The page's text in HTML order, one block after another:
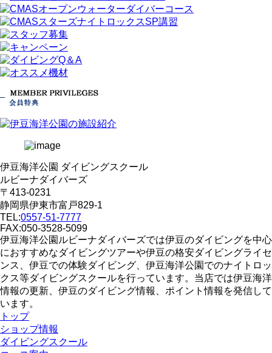
伊豆海洋公園 ダイビングスクール
ルビーナダイバーズ
〒413-0231
静岡県伊東市富戸829-1
TEL:0557-51-7777
FAX:050-3528-5099
伊豆海洋公園ルビーナダイバーズでは伊豆のダイビングを中心
におすすめなダイビングツアーや伊豆の格安ダイビングライセ
ンス、伊豆での体験ダイビング、伊豆海洋公園でのナイトロッ
クス等ダイビングスクールを行っています。当店では伊豆海洋
情報の更新、伊豆のダイビング情報、ポイント情報を発信して
います。
トップ
ショップ情報
ダイビングスクール